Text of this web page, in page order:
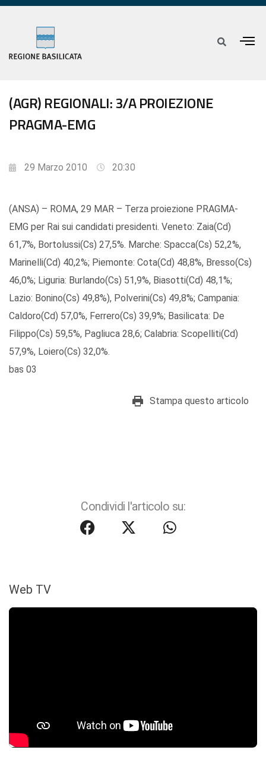
(AGR) REGIONALI: 3/A PROIEZIONE
PRAGMA-EMG
29 Marzo 2010 20:30
(ANSA) – ROMA, 29 MAR – Terza proiezione PRAGMA-
EMG per Rai sui candidati presidenti. Veneto: Zaia(Cd)
61,7%, Bortolussi(Cs) 27,5%. Marche: Spacca(Cs) 52,2%,
Marinelli(Cd) 40,2%; Piemonte: Cota(Cd) 48,8%, Bresso(Cs)
46,0%; Liguria: Burlando(Cs) 51,9%, Biasotti(Cd) 48,1%;
Lazio: Bonino(Cs) 49,8%), Polverini(Cs) 49,8%; Campania:
Caldoro(Cd) 57,0%, Ferrero(Cs) 39,9%; Basilicata: De
Filippo(Cs) 59,5%, Pagliuca 28,6; Calabria: Scopelliti(Cd)
57,9%, Loiero(Cs) 32,0%.
bas 03
Stampa questo articolo
Condividi l'articolo su:
Web TV